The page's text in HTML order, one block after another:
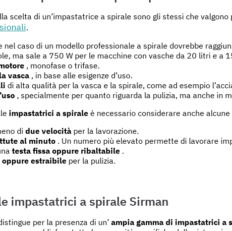
scelta di un’impastatrice a spirale sono gli stessi che
.
nel caso di un modello professionale a spirale dovrebbe
ma sale a 750 W per le macchine con vasche da 20 litri e a
, monofase o trifase.
vasca, in base alle esigenze d’uso.
di alta qualità per la vasca e la spirale, come ad esempio
, specialmente per quanto riguarda la pulizia, ma anche in
impastatrici a spiraleè necessario considerare anche alcune
di due velocitàper la lavorazione.
al minuto. Un numero più elevato permette di lavorare
testa fissa oppure ribaltabile.
oppure estraibileper la pulizia.
impastatrici a spirale Sirman
per la presenza di un’ ampia gamma di impastatrici a